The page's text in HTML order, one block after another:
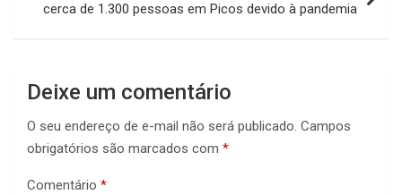
cerca de 1.300 pessoas em Picos devido à pandemia
Deixe um comentário
O seu endereço de e-mail não será publicado. Campos
obrigatórios são marcados com *
Comentário *